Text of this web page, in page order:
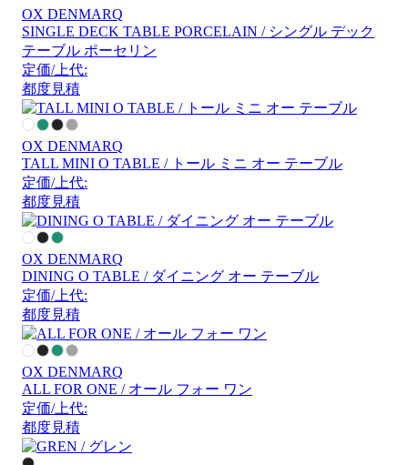
OX DENMARQ
SINGLE DECK TABLE PORCELAIN / シングル デック
テーブル ポーセリン
定価/上代:
都度見積
OX DENMARQ
TALL MINI O TABLE / トール ミニ オー テーブル
定価/上代:
都度見積
OX DENMARQ
DINING O TABLE / ダイニング オー テーブル
定価/上代:
都度見積
OX DENMARQ
ALL FOR ONE / オール フォー ワン
定価/上代:
都度見積